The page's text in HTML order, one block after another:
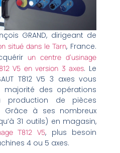
GRAND, dirigeant de
situé dans le Tarn, France.
un centre d’usinage
V5 en version 3 axes. Le
T812 V5 3 axes vous
des opérations
production de pièces
Grâce à ses nombreux
31 outils) en magasin,
T812 V5, plus besoin
4 ou 5 axes.